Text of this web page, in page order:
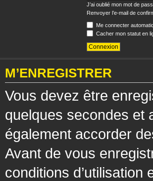
J’ai oublié mon mot de
Renvoyer l’e-mail de
Me connecter
Cacher mon statut en
M’ENREGISTRER
Vous devez être
quelques secondes et
également accorder
Avant de vous
conditions